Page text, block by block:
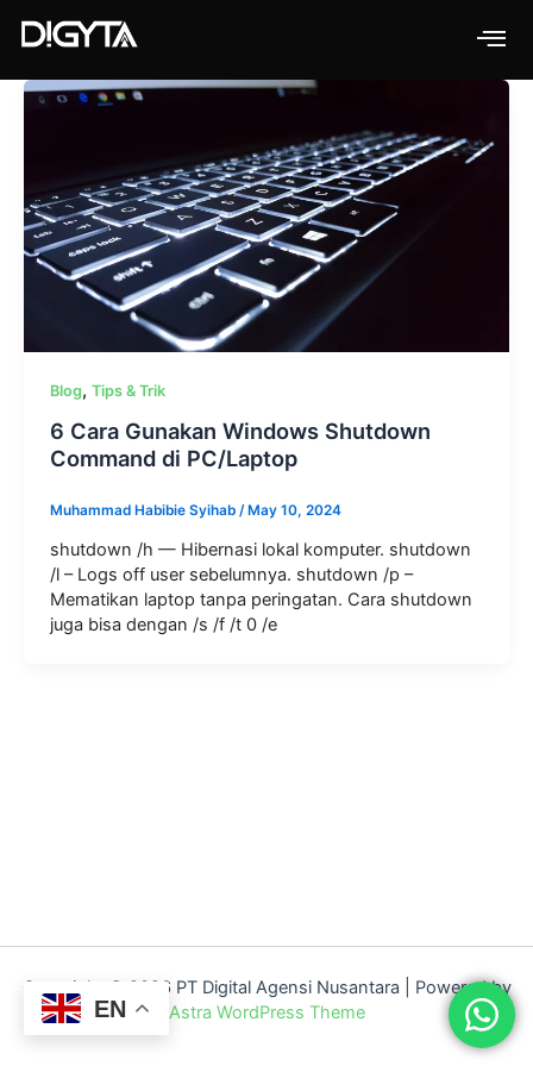
Blog, Tips & Trik
6 Cara Gunakan Windows Shutdown
Command di PC/Laptop
Muhammad Habibie Syihab /May 10, 2024
shutdown /h — Hibernasi lokal komputer. shutdown
/l – Logs off user sebelumnya. shutdown /p –
Mematikan laptop tanpa peringatan. Cara shutdown
juga bisa dengan /s /f /t 0 /e
Copyright © 2026 PT Digital Agensi Nusantara | Powered by
Astra WordPress Theme
EN